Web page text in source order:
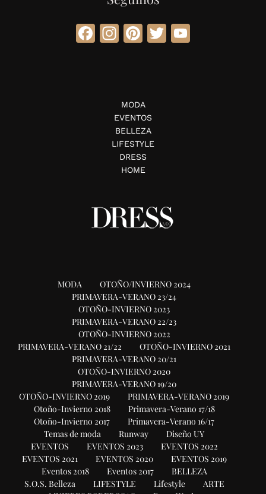
Facebook
Instagram
Pinterest
Twitter
MODA
EVENTOS
BELLEZA
LIFESTYLE
DRESS
HOME
MODA
OTOÑO/INVIERNO 2024
PRIMAVERA-VERANO 23/24
OTOÑO-INVIERNO 2023
PRIMAVERA-VERANO 22/23
OTOÑO-INVIERNO 2022
PRIMAVERA-VERANO 21/22
OTOÑO-INVIERNO 2021
PRIMAVERA-VERANO 20/21
OTOÑO-INVIERNO 2020
PRIMAVERA-VERANO 19/20
OTOÑO-INVIERNO 2019
PRIMAVERA-VERANO 2019
Otoño-Invierno 2018
Primavera-Verano 17/18
Otoño-Invierno 2017
Primavera-Verano 16/17
Temas de moda
Runway
Diseño UY
EVENTOS
EVENTOS 2023
EVENTOS 2022
EVENTOS 2021
EVENTOS 2020
EVENTOS 2019
Eventos 2018
Eventos 2017
BELLEZA
S.O.S. Belleza
LIFESTYLE Lifestyle
ARTE